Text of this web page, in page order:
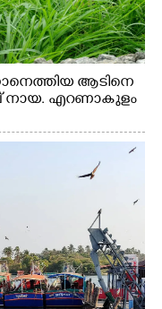
ആടിനെ
നായ. എറണാകുളം